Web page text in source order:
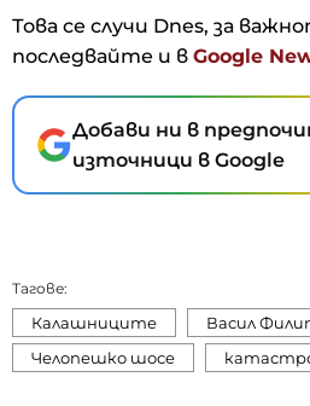
Това се случи Dnes, за
последвайте и в Google
Добави ни в
източници в Google
Тагове:
Калашниците
Васил
Челопешко шосе